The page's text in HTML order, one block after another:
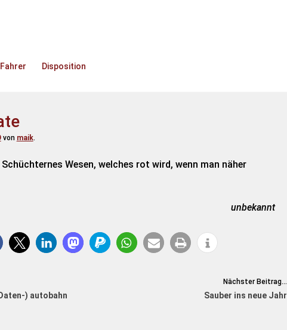
Fahrer Disposition
von maik.
Wesen, welches rot wird, wenn man näher
unbekannt
) autobahn
Nächster Beitrag...
Sauber ins neue Jahr